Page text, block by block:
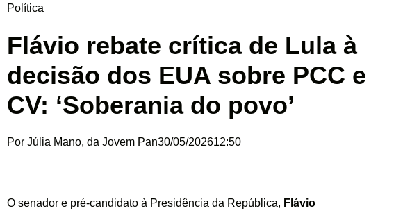
Política
Flávio rebate crítica de Lula à
decisão dos EUA sobre PCC e
CV: ‘Soberania do povo’
Por Júlia Mano, da Jovem Pan30/05/202612:50
O senador e pré-candidato à Presidência da República, Flávio